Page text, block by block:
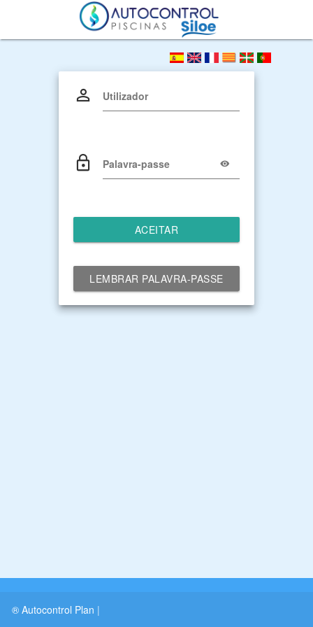
Utilizador
Palavra-passe
ACEITAR
LEMBRAR PALAVRA-PASSE
® Autocontrol Plan |